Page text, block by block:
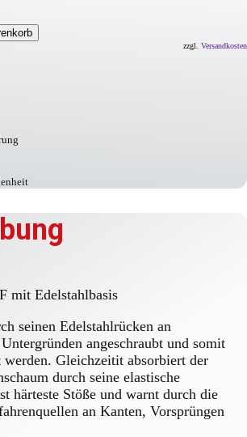
zzgl. Versandkosten
mit Edelstahlbasis
seinen Edelstahlrücken an
angeschraubt und somit
Gleichzeitit absorbiert der
durch seine elastische
härteste Stöße und warnt durch die
an Kanten, Vorsprüngen